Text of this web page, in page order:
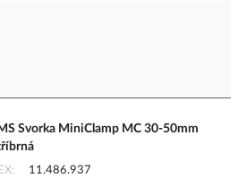
Svorka MiniClamp MC 30-50mm
11.486.937